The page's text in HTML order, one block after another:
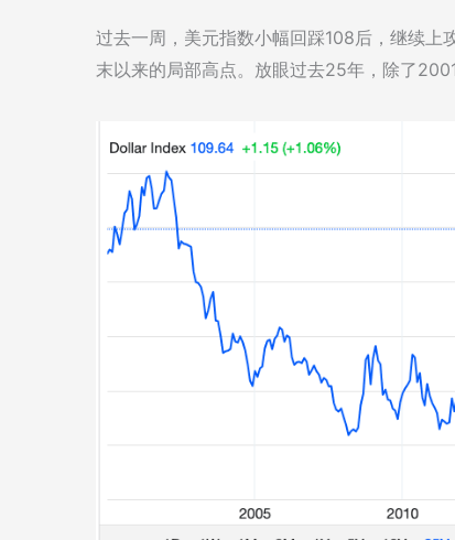
过去一周，美元指数小幅回踩108后，继续
末以来的局部高点。放眼过去25年，除了